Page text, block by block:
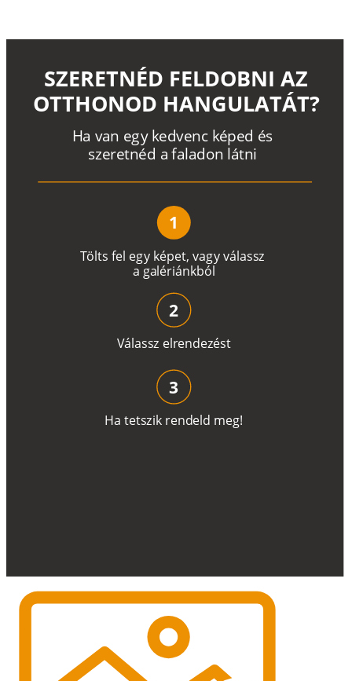
Tölts fel egy képet, vagyválassz
a galériánkból
Ha van egy kedvenc képed és
szeretnéd a faladon látni
SZERETNÉD FELDOBNI AZ
OTTHONOD HANGULATÁT?
1
Válassz elrendezést
2
Ha tetszik rendeld meg!
3